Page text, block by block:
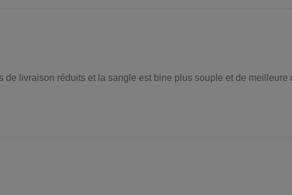
de livraison réduits et la sangle est bine plus souple et de